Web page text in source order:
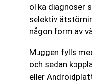
olika diagnoser
selektiv
någon form av
Muggen fylls
och sedan
eller